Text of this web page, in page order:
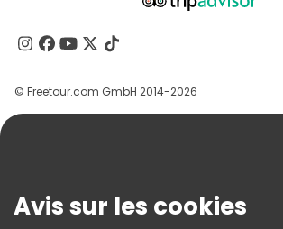
Contactez-Nous
Groupes
Aide
Conditions Générales Et Mentions Légales
© Freetour.com GmbH 2014-2026
Avis sur les cookies